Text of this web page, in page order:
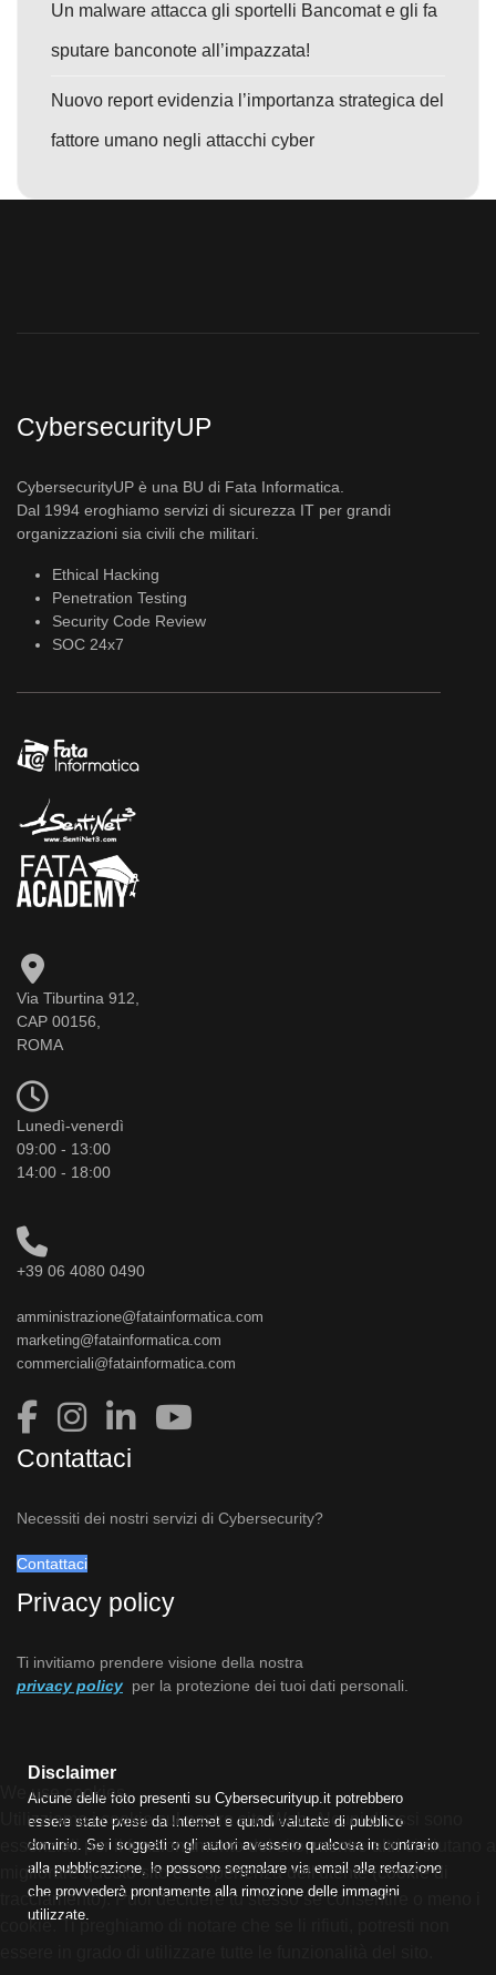
Un malware attacca gli sportelli Bancomat e gli fa
sputare banconote all’impazzata!
Nuovo report evidenzia l’importanza strategica del
fattore umano negli attacchi cyber
CybersecurityUP
CybersecurityUP è una BU di Fata Informatica.
Dal 1994 eroghiamo servizi di sicurezza IT per grandi
organizzazioni sia civili che militari.
Ethical Hacking
Penetration Testing
Security Code Review
SOC 24x7
Via Tiburtina 912,
CAP 00156,
ROMA
Lunedì-venerdì
09:00 - 13:00
14:00 - 18:00
+39 06 4080 0490
amministrazione@fatainformatica.com
marketing@fatainformatica.com
commerciali@fatainformatica.com
Contattaci
Necessiti dei nostri servizi di Cybersecurity?
Contattaci
Privacy policy
Ti invitiamo prendere visione della nostra
privacy policy per la protezione dei tuoi dati personali.
Disclaimer
Alcune delle foto presenti su Cybersecurityup.it potrebbero
essere state prese da Internet e quindi valutate di pubblico
dominio. Se i soggetti o gli autori avessero qualcosa in contrario
alla pubblicazione, lo possono segnalare via email alla redazione
che provvederà prontamente alla rimozione delle immagini
utilizzate.
We use cookies
Utilizziamo i cookie sul nostro sito Web. Alcuni di essi sono
essenziali per il funzionamento del sito, mentre altri ci aiutano a
migliorare questo sito e l'esperienza dell'utente (cookie di
tracciamento). Puoi decidere tu stesso se consentire o meno i
cookie. Ti preghiamo di notare che se li rifiuti, potresti non